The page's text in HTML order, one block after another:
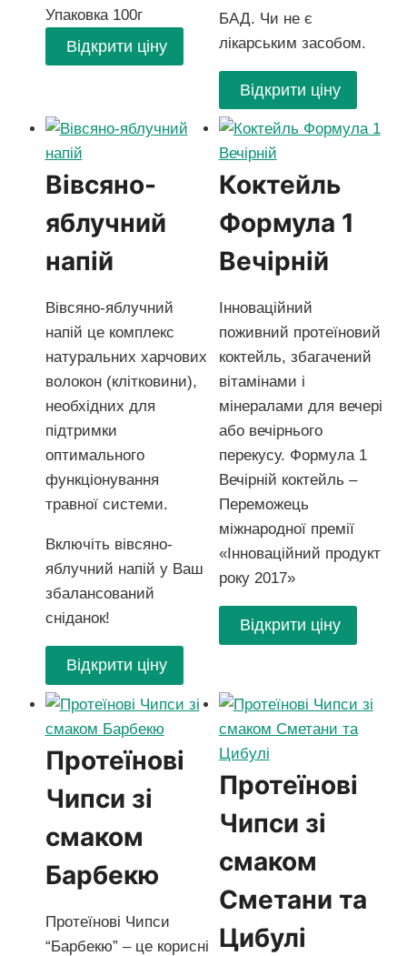
Упаковка 100г
Відкрити ціну
БАД. Чи не є
лікарським засобом.
Відкрити ціну
Вівсяно-
яблучний
напій
Вівсяно-яблучний
напій це комплекс
натуральних харчових
волокон (клітковини),
необхідних для
підтримки
оптимального
функціонування
травної системи.
Включіть вівсяно-
яблучний напій у Ваш
збалансований
сніданок!
Відкрити ціну
Коктейль
Формула 1
Вечірній
Інноваційний
поживний протеїновий
коктейль, збагачений
вітамінами і
мінералами для вечері
або вечірнього
перекусу. Формула 1
Вечірній коктейль –
Переможець
міжнародної премії
«Інноваційний продукт
року 2017»
Відкрити ціну
Протеїнові
Чипси зі
смаком
Барбекю
Протеїнові Чипси
“Барбекю” – це корисні
Протеїнові
Чипси зі
смаком
Сметани та
Цибулі